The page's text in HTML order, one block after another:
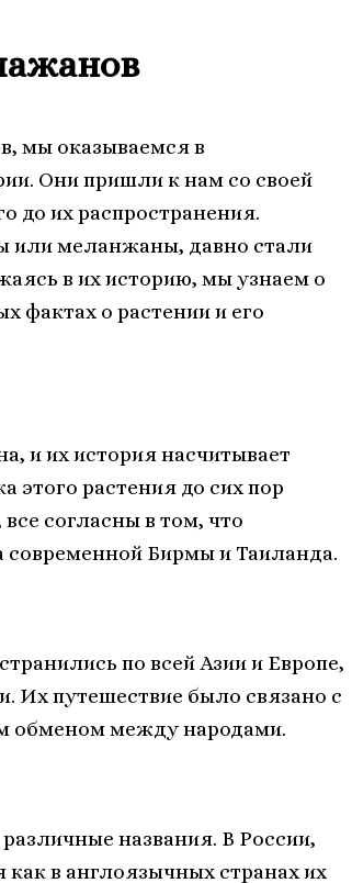
мы оказываемся в
Они пришли к нам со своей
до их распространения.
или меланжаны, давно стали
в их историю, мы узнаем о
фактах о растении и его
и их история насчитывает
этого растения до сих пор
согласны в том, что
современной Бирмы и Таиланда.
по всей Азии и Европе,
Их путешествие было связано с
обменом между народами.
названия. В России,
в англоязычных странах их